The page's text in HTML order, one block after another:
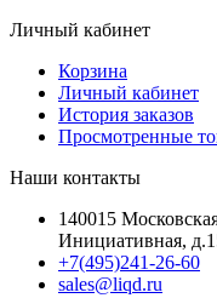
Личный кабинет
Корзина
Личный кабинет
История заказов
Просмотренные
Наши контакты
140015
Инициативная,
+7(495)241-26-60
sales@liqd.ru